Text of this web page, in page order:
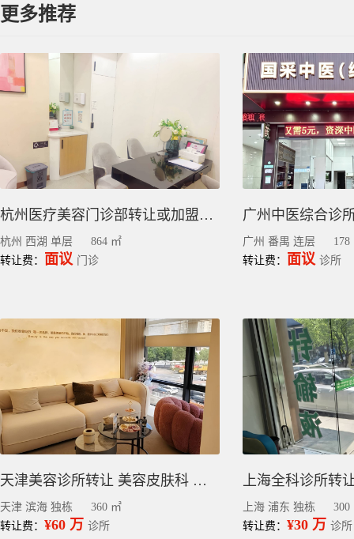
更多推荐
杭州医疗美容门诊部转让或加盟合作 ｜西湖863.8平
杭州 西湖 单层
864 ㎡
转让费： 面议 门诊
广州 番禺 连层
178
转让费： 面议 诊所
天津美容诊所转让 美容皮肤科 美容外科｜滨海360平方
天津 滨海 独栋
360 ㎡
转让费： ¥60 万 诊所
上海全科诊所转
上海 浦东 独栋
300
转让费： ¥30 万 诊所